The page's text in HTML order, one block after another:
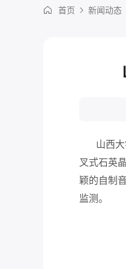
首页 新闻动态
山西大学
叉式石英
颖的自制
监测。